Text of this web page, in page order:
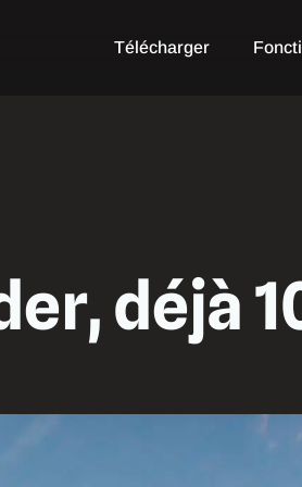
Télécharger
déjà